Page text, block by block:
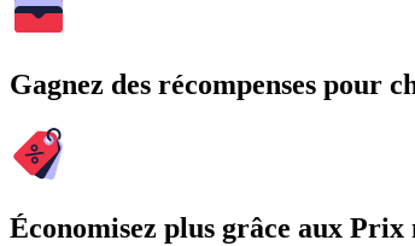
Gagnez des récompenses pour
Économisez plus grâce aux Prix